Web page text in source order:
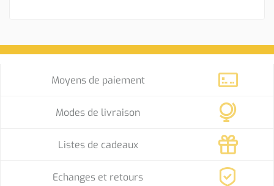
Moyens de paiement
Modes de livraison
Listes de cadeaux
Echanges et retours